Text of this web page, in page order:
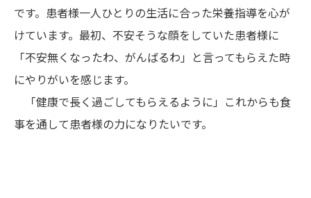
です。患者様一人ひとりの生活に合った栄養指導を心が
けています。最初、不安そうな顔をしていた患者様に
「不安無くなったわ、がんばるわ」と言ってもらえた時
にやりがいを感じます。
「健康で長く過ごしてもらえるように」これからも食
事を通して患者様の力になりたいです。